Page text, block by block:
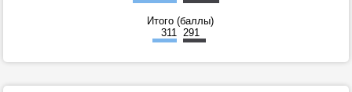
Итого (баллы)
311
291